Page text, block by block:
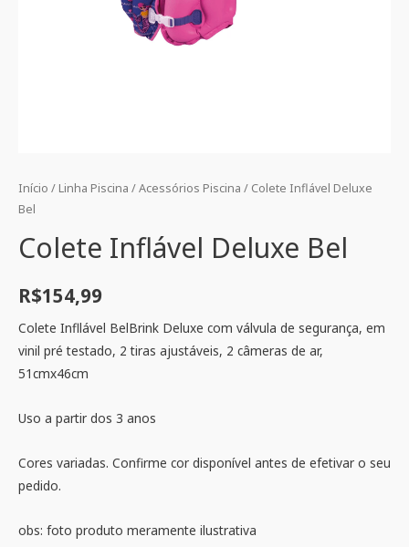
Início / Linha Piscina /Acessórios Piscina / Colete Inflável Deluxe
Bel
Colete Inflável Deluxe Bel
R$154,99
Colete Infllável BelBrink Deluxe com válvula de segurança, em
vinil pré testado, 2 tiras ajustáveis, 2 câmeras de ar,
51cmx46cm
Uso a partir dos 3 anos
Cores variadas. Confirme cor disponível antes de efetivar o seu
pedido.
obs: foto produto meramente ilustrativa